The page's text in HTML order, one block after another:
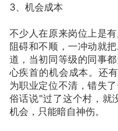
3、机会成本
不少人在原来岗位上是
阻碍和不顺，一冲动就
道，当初同等级的同事
心疾首的机会成本。还
为职业定位不清，错失
俗话说"过了这个村，就
机会，只能暗自神伤。